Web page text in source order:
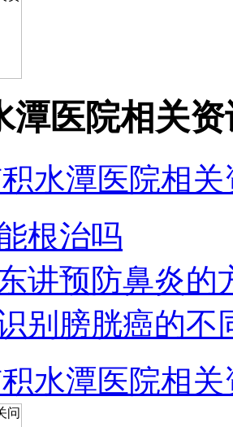
潭医院相关资
水潭医院相关
根治吗
讲预防鼻炎的
别膀胱癌的不
水潭医院相关